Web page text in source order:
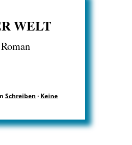
WELT
Schreiben · Keine